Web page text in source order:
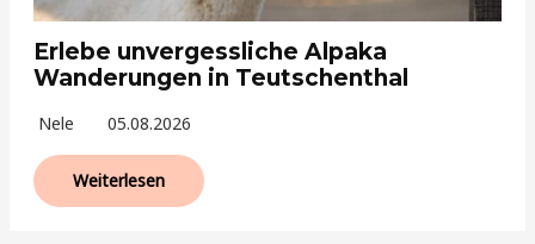
Erlebe unvergessliche Alpaka
Wanderungen in Teutschenthal
Nele 05.08.2026
Weiterlesen